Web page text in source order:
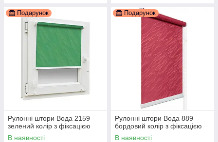
Подарунок
Рулонні штори Вода 2159
зелений колір з фіксацією
В наявності
Подарунок
Рулонні штори Вода 889
бордовий колір з фіксацією
В наявності